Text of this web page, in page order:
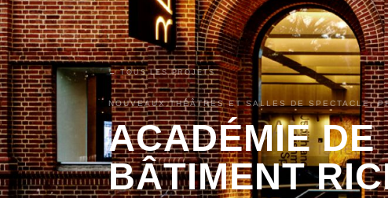
← TOUS LES PROJETS
NOUVEAUX THÉÂTRES ET SALLES DE SPECTACLE,
ACADÉMIE DE
BÂTIMENT